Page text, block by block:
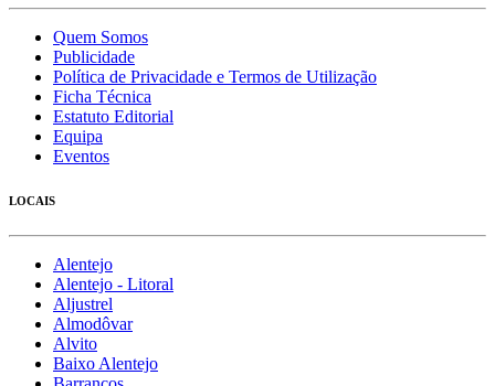
Quem Somos
Publicidade
Política de Privacidade e Termos de Utilização
Ficha Técnica
Estatuto Editorial
Equipa
Eventos
LOCAIS
Alentejo
Alentejo - Litoral
Aljustrel
Almodôvar
Alvito
Baixo Alentejo